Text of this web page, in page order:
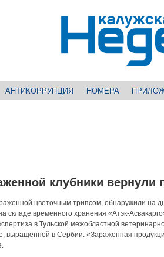
АНТИКОРРУПЦИЯ НОМЕРА
клубники вернули
цветочным трипсом, обнаружили на
складе временного хранения «Атэк-
в Тульской межобластной
выращенной в Сербии. «Зараженная